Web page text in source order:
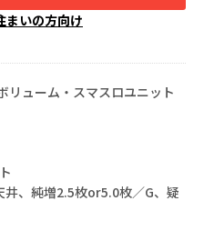
まいの方向け
ューム・スマスロユニット
、純増2.5枚or5.0枚／G、疑